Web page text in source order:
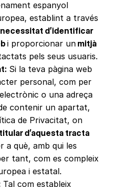
espanyol
establint a través
necessitat d’identificar
i proporcionar un mitjà
pels seus usuaris.
Si la teva pàgina web
personal, com per
o una adreça
contenir un apartat,
de Privacitat, on
d’aquesta tracta
a què, amb qui les
tant, com es compleix
i estatal.
Tal com estableix